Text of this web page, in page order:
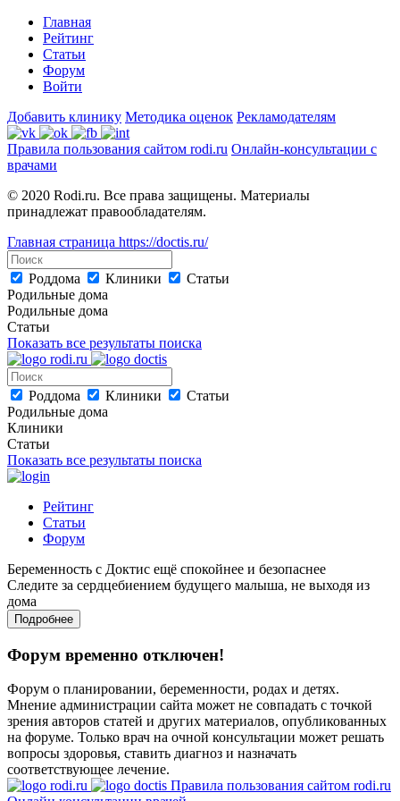
Главная
Рейтинг
Статьи
Форум
Войти
Добавить клинику Методика оценок Рекламодателям
Правила пользования сайтом rodi.ru Онлайн-консультации с
врачами
© 2020 Rodi.ru. Все права защищены. Материалы
принадлежат правообладателям.
Главная страница https://doctis.ru/
Роддома Клиники
Статьи
Родильные дома
Родильные дома
Статьи
Показать все результаты поиска
Роддома Клиники
Статьи
Родильные дома
Клиники
Статьи
Показать все результаты поиска
Рейтинг
Статьи
Форум
Беременность с Доктис ещё спокойнее и безопаснее
Следите за сердцебиением будущего малыша, не выходя из
дома
Подробнее
Форум временно отключен!
Форум о планировании, беременности, родах и детях.
Мнение администрации сайта может не совпадать с точкой
зрения авторов статей и других материалов, опубликованных
на форуме. Только врач на очной консультации может решать
вопросы здоровья, ставить диагноз и назначать
соответствующее лечение.
Правила пользования сайтом rodi.ru